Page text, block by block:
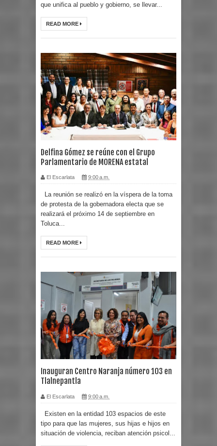
que unifica al pueblo y gobierno, se llevar...
READ MORE
Delfina Gómez se reúne con el Grupo
Parlamentario de MORENA estatal
El Escarlata 9:00 a.m.
La reunión se realizó en la víspera de la toma
de protesta de la gobernadora electa que se
realizará el próximo 14 de septiembre en
Toluca...
READ MORE
Inauguran Centro Naranja número 103 en
Tlalnepantla
El Escarlata 9:00 a.m.
Existen en la entidad 103 espacios de este
tipo para que las mujeres, sus hijas e hijos en
situación de violencia, reciban atención psicol...